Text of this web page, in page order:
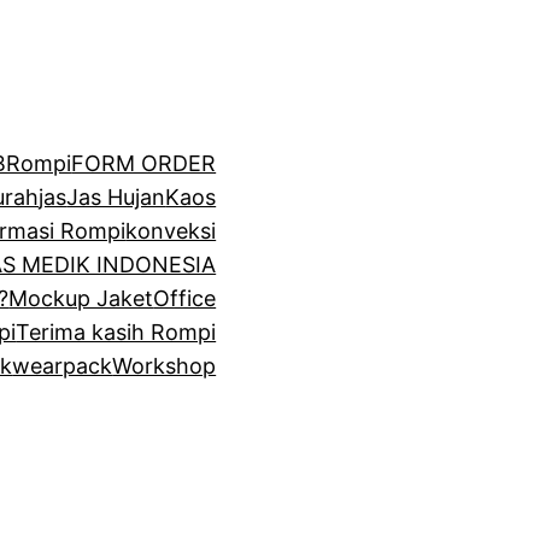
FORM ORDER
jasJas HujanKaos
Rompikonveksi
MEDIK INDONESIA
Mockup JaketOffice
Terima kasih Rompi
wearpackWorkshop